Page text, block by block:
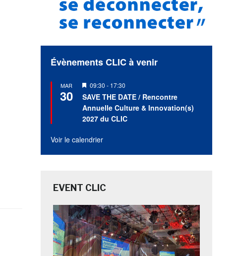
Évènements CLIC à venir
MAR
30
Mis
en
avant
09:30 - 17:30
SAVE THE DATE / Rencontre
Annuelle Culture & Innovation(s)
2027 du CLIC
Voir le calendrier
EVENT CLIC